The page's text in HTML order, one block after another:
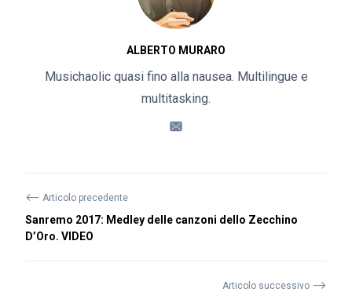
ALBERTO MURARO
Musichaolic quasi fino alla nausea. Multilingue e
multitasking.
⟵ Articolo precedente
Sanremo 2017: Medley delle canzoni dello Zecchino
D’Oro. VIDEO
Articolo successivo ⟶